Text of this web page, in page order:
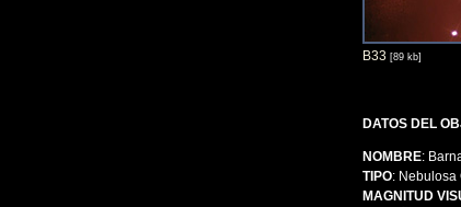
B33 [89 kb]
DATOS DEL
NOMBRE:
TIPO: Nebulosa
MAGNITUD